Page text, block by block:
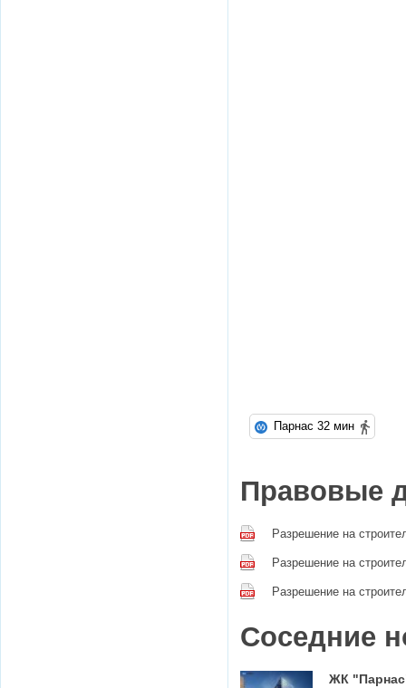
Парнас 32 мин
Правовые
Разрешение на
Разрешение на
Разрешение на
Соседние
ЖК